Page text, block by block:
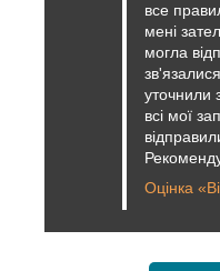
все
мені
могла
уточнили
всі мої
Оцінка